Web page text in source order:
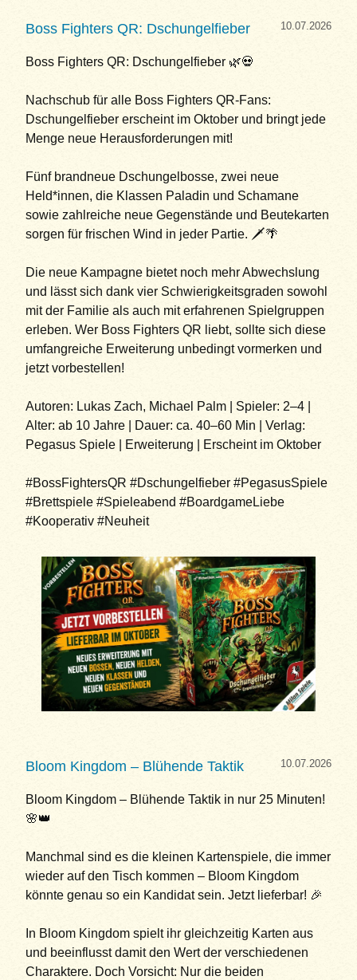
Boss Fighters QR: Dschungelfieber 10.07.2026
Boss Fighters QR: Dschungelfieber 🌿💀
Nachschub für alle Boss Fighters QR-Fans:
Dschungelfieber erscheint im Oktober und bringt jede
Menge neue Herausforderungen mit!
Fünf brandneue Dschungelbosse, zwei neue
Held*innen, die Klassen Paladin und Schamane
sowie zahlreiche neue Gegenstände und Beutekarten
sorgen für frischen Wind in jeder Partie. 🗡️🌴
Die neue Kampagne bietet noch mehr Abwechslung
und lässt sich dank vier Schwierigkeitsgraden sowohl
mit der Familie als auch mit erfahrenen Spielgruppen
erleben. Wer Boss Fighters QR liebt, sollte sich diese
umfangreiche Erweiterung unbedingt vormerken und
jetzt vorbestellen!
Autoren: Lukas Zach, Michael Palm | Spieler: 2–4 |
Alter: ab 10 Jahre | Dauer: ca. 40–60 Min | Verlag:
Pegasus Spiele | Erweiterung | Erscheint im Oktober
#BossFightersQR #Dschungelfieber #PegasusSpiele
#Brettspiele #Spieleabend #BoardgameLiebe
#Kooperativ #Neuheit
Bloom Kingdom – Blühende Taktik 10.07.2026
Bloom Kingdom – Blühende Taktik in nur 25 Minuten!
🌸👑
Manchmal sind es die kleinen Kartenspiele, die immer
wieder auf den Tisch kommen – Bloom Kingdom
könnte genau so ein Kandidat sein. Jetzt lieferbar! 🎉
In Bloom Kingdom spielt ihr gleichzeitig Karten aus
und beeinflusst damit den Wert der verschiedenen
Charaktere. Doch Vorsicht: Nur die beiden